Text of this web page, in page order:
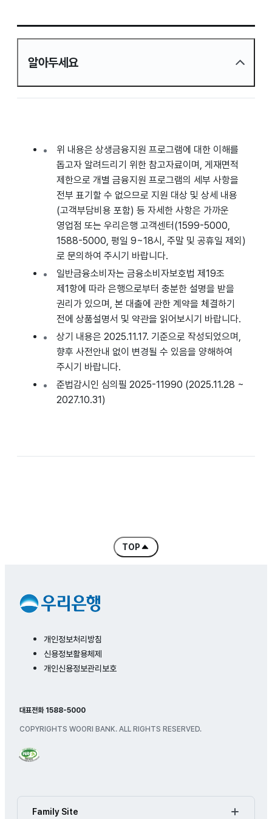
알아두세요
위 내용은 상생금융지원 프로그램에 대한 이해를
돕고자 알려드리기 위한 참고자료이며, 게재면적
제한으로 개별 금융지원 프로그램의 세부 사항을
전부 표기할 수 없으므로 지원 대상 및 상세 내용
(고객부담비용 포함) 등 자세한 사항은 가까운
영업점 또는 우리은행 고객센터(1599-5000,
1588-5000, 평일 9~18시, 주말 및 공휴일 제외)
로 문의하여 주시기 바랍니다.
일반금융소비자는 금융소비자보호법 제19조
제1항에 따라 은행으로부터 충분한 설명을 받을
권리가 있으며, 본 대출에 관한 계약을 체결하기
전에 상품설명서 및 약관을 읽어보시기 바랍니다.
상기 내용은 2025.11.17. 기준으로 작성되었으며,
향후 사전안내 없이 변경될 수 있음을 양해하여
주시기 바랍니다.
준법감시인 심의필 2025-11990 (2025.11.28 ~
2027.10.31)
TOP
콘텐츠 처음으로 바로 가기
개인정보처리방침
신용정보활용체제
개인신용정보관리보호
대표전화 1588-5000
COPYRIGHTS WOORI BANK. ALL RIGHTS RESERVED.
Family Site